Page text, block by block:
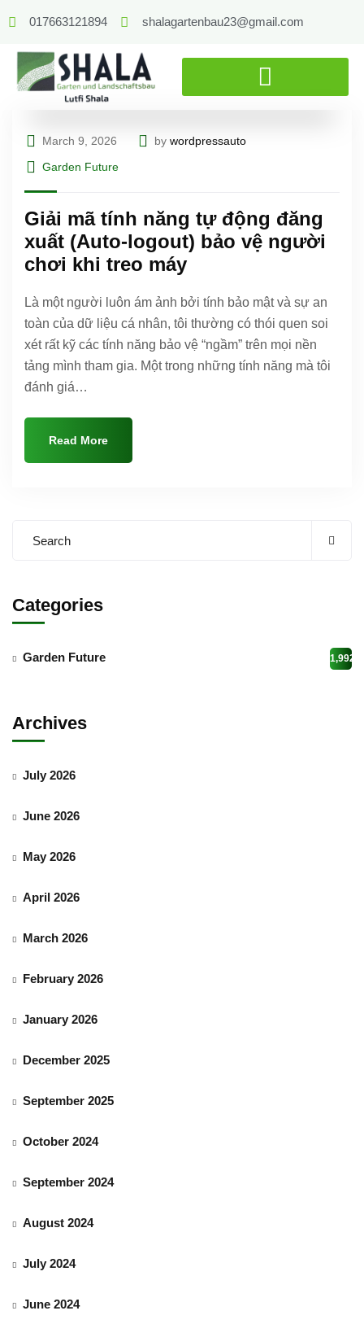
017663121894 shalagartenbau23@gmail.com
March 9, 2026 by wordpressauto
Garden Future
Giải mã tính năng tự động đăng
xuất (Auto-logout) bảo vệ người
chơi khi treo máy
Là một người luôn ám ảnh bởi tính bảo mật và sự an
toàn của dữ liệu cá nhân, tôi thường có thói quen soi
xét rất kỹ các tính năng bảo vệ “ngầm” trên mọi nền
tảng mình tham gia. Một trong những tính năng mà tôi
đánh giá…
Read More
Categories
Garden Future 1,992
Archives
July 2026
June 2026
May 2026
April 2026
March 2026
February 2026
January 2026
December 2025
September 2025
October 2024
September 2024
August 2024
July 2024
June 2024